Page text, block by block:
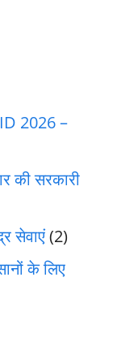
2026 –
की सरकारी
सेवाएं(2)
के लिए